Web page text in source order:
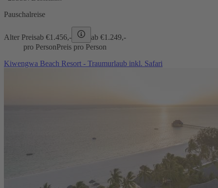
Pauschalreise
Alter Preisab €1.456,- ab €1.249,-
pro PersonPreis pro Person
Kiwengwa Beach Resort - Traumurlaub inkl. Safari